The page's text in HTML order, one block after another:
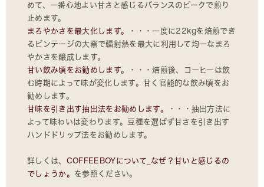
めて、一番心地よい甘さと感じるバランスのピークで煎り
止めます。
まろやかさを最大化します。
・・・一度に22kgを焙煎でき
るビンテージの大窯で輻射熱を最大に利用して均一なまろ
やかさを醸成します。
甘い飲み頃をお勧めします。
・・・焙煎後、コーヒーは飲
む時期によって味が変化します。甘く官能的な飲み頃をお
勧めします。
甘味を引き出す抽出法をお勧めします。
・・・抽出方法に
よって味わいは変わります。豆種を選ばず甘さを引き出す
ハンドドリップ法をお勧めします。
詳しくは、 COFFEEBOYについて_なぜ？甘いと感じるの
でしょうか。 を参照ください。